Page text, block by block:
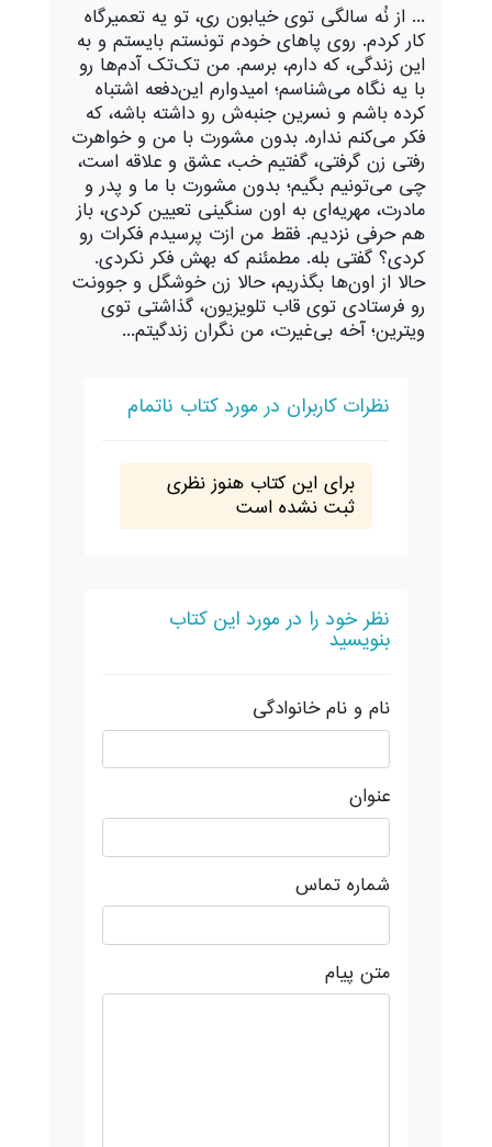
... از نُه سالگی توی خیابون ری، تو یه تعمیرگاه
کار کردم. روی پاهای خودم تونستم بایستم و به
این زندگی، که دارم، برسم. من تک‌تک آدم‌ها رو
با یه نگاه می‌شناسم؛ امیدوارم این‌دفعه اشتباه
کرده باشم و نسرین جنبه‌ش رو داشته باشه، که
فکر می‌کنم نداره. بدون مشورت با من و خواهرت
رفتی زن گرفتی، گفتیم خب، عشق و علاقه است،
چی می‌تونیم بگیم؛ بدون مشورت با ما و پدر و
مادرت، مهریه‌ای به اون سنگینی تعیین کردی، باز
هم حرفی نزدیم. فقط من ازت پرسیدم فکرات رو
کردی؟ گفتی بله. مطمئنم که بهش فکر نکردی.
حالا از اون‌ها بگذریم، حالا زن خوشگل و جوونت
رو فرستادی توی قاب تلویزیون، گذاشتی توی
ویترین؛ آخه بی‌غیرت، من نگران زندگیتم...
نظرات کاربران در مورد کتاب ناتمام
برای این کتاب هنوز نظری
ثبت نشده است
نظر خود را در مورد این کتاب
بنویسید
نام و نام خانوادگی
عنوان
شماره تماس
متن پیام